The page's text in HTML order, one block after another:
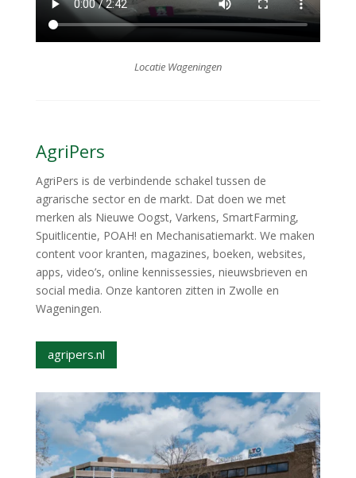
Locatie Wageningen
AgriPers
AgriPers is de verbindende schakel tussen de
agrarische sector en de markt. Dat doen we met
merken als Nieuwe Oogst, Varkens, SmartFarming,
Spuitlicentie, POAH! en Mechanisatiemarkt. We maken
content voor kranten, magazines, boeken, websites,
apps, video’s, online kennissessies, nieuwsbrieven en
social media. Onze kantoren zitten in Zwolle en
Wageningen.
agripers.nl